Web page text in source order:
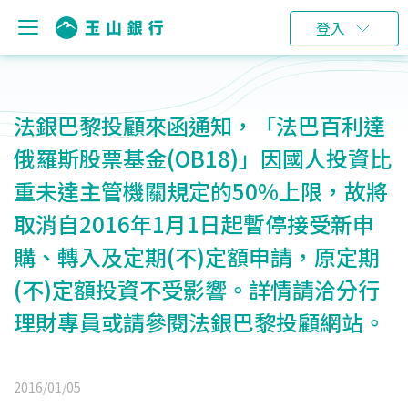
登入
法銀巴黎投顧來函通知，「法巴百利達
俄羅斯股票基金(OB18)」因國人投資比
重未達主管機關規定的50%上限，故將
取消自2016年1月1日起暫停接受新申
購、轉入及定期(不)定額申請，原定期
(不)定額投資不受影響。詳情請洽分行
理財專員或請參閱法銀巴黎投顧網站。
2016/01/05